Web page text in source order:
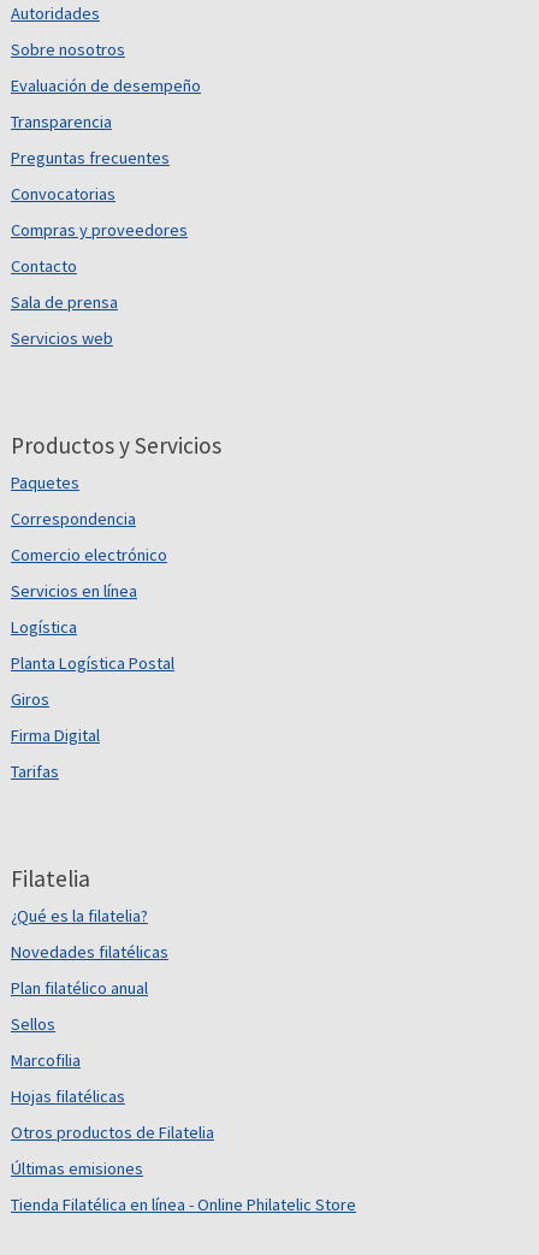
Autoridades
Sobre nosotros
Evaluación de desempeño
Transparencia
Preguntas frecuentes
Convocatorias
Compras y proveedores
Contacto
Sala de prensa
Servicios web
Productos y Servicios
Paquetes
Correspondencia
Comercio electrónico
Servicios en línea
Logística
Planta Logística Postal
Giros
Firma Digital
Tarifas
Filatelia
¿Qué es la filatelia?
Novedades filatélicas
Plan filatélico anual
Sellos
Marcofilia
Hojas filatélicas
Otros productos de Filatelia
Últimas emisiones
Tienda Filatélica en línea - Online Philatelic Store